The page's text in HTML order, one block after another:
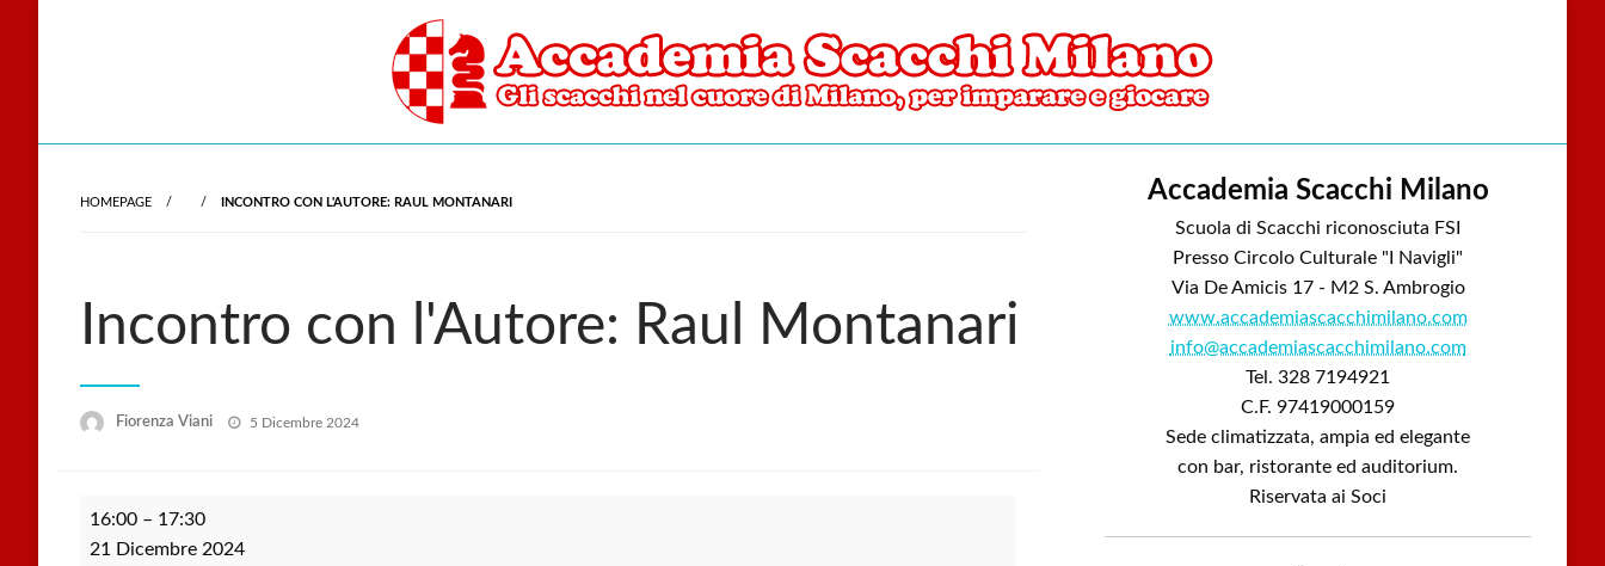
Gli scacchi nel cuore di Milano
HOMEPAGE INCONTRO CON L'AUTORE: RAUL MONTANARI
Incontro con l'Autore: Raul Montanari
Fiorenza Viani
Posted
5 Dicembre 2024
Incontro
con
16:00 – 17:30
21 Dicembre 2024
Accademia Scacchi Milano
Scuola di Scacchi riconosciuta FSI
Presso Circolo Culturale "I Navigli"
Via De Amicis 17 - M2 S. Ambrogio
www.accademiascacchimilano.com
info@accademiascacchimilano.com
Tel. 328 7194921
C.F. 97419000159
Sede climatizzata, ampia ed elegante
con bar, ristorante ed auditorium.
Riservata ai Soci